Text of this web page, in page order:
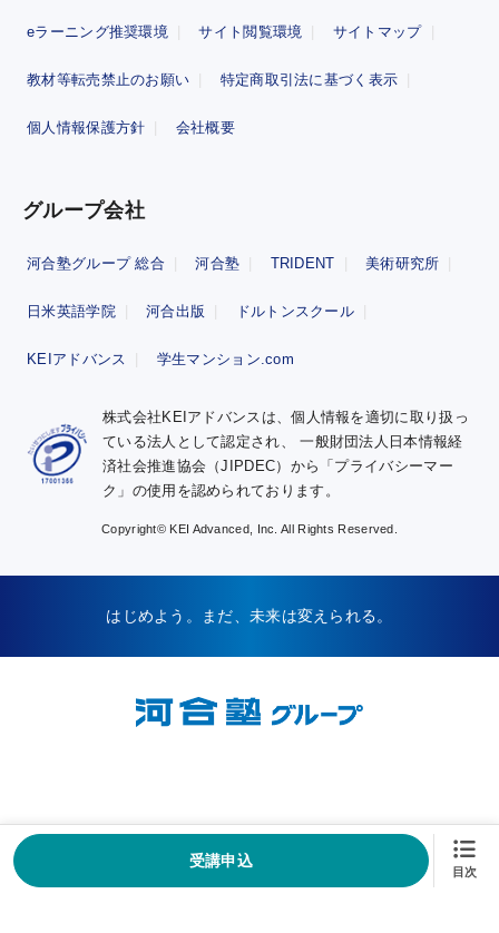
WEB申込 KALSナビ
受講申込
目次
eラーニング推奨環境 サイト閲覧環境 サイトマップ
教材等転売禁止のお願い 特定商取引法に基づく表示
個人情報保護方針 会社概要
グループ会社
河合塾グループ 総合 河合塾 TRIDENT 美術研究所
日米英語学院 河合出版 ドルトンスクール
KEIアドバンス 学生マンション.com
株式会社KEIアドバンスは、個人情報を適切に取り扱っ
ている法人として認定され、一般財団法人日本情報経
済社会推進協会（JIPDEC）から「プライバシーマー
ク」の使用を認められております。
Copyright© KEI Advanced, Inc. All Rights Reserved.
はじめよう。まだ、未来は変えられる。